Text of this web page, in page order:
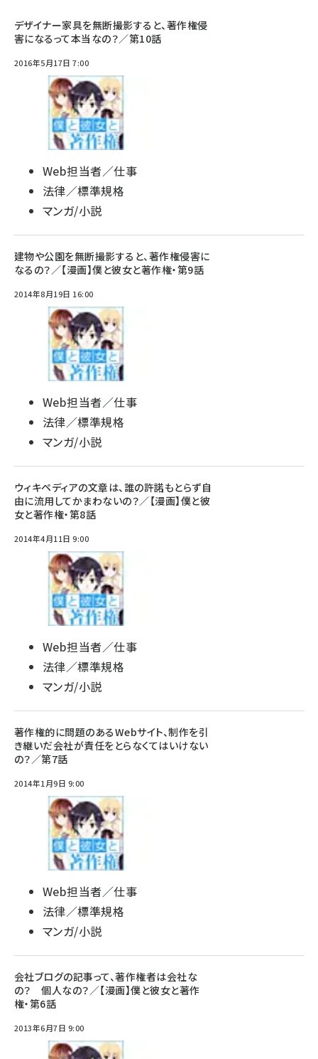
デザイナー家具を無断撮影すると、著作権侵
害になるって本当なの？／第10話
2016年5月17日 7:00
Web担当者／仕事
法律／標準規格
マンガ/小説
建物や公園を無断撮影すると、著作権侵害に
なるの？／【漫画】僕と彼女と著作権・第9話
2014年8月19日 16:00
Web担当者／仕事
法律／標準規格
マンガ/小説
ウィキペディアの文章は、誰の許諾もとらず自
由に流用してかまわないの？／【漫画】僕と彼
女と著作権・第8話
2014年4月11日 9:00
Web担当者／仕事
法律／標準規格
マンガ/小説
著作権的に問題のあるWebサイト、制作を引
き継いだ会社が責任をとらなくてはいけない
の？／第7話
2014年1月9日 9:00
Web担当者／仕事
法律／標準規格
マンガ/小説
会社ブログの記事って、著作権者は会社な
の？ 個人なの？／【漫画】僕と彼女と著作
権・第6話
2013年6月7日 9:00